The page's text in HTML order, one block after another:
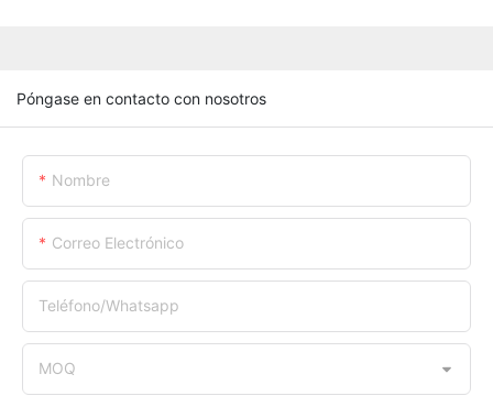
Póngase en contacto con nosotros
Nombre
Correo Electrónico
Teléfono/whatsapp
MOQ